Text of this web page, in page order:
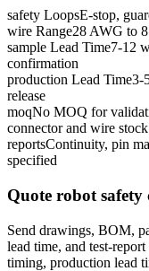
safety LoopsE-stop,
wire Range28 AWG to
sample Lead Time7-12
confirmation
production Lead Time3-
release
moqNo MOQ for
connector and wire stock
reportsContinuity, pin
specified
Quote robot safety
Send drawings, BOM,
lead time, and test-
timing, production lead